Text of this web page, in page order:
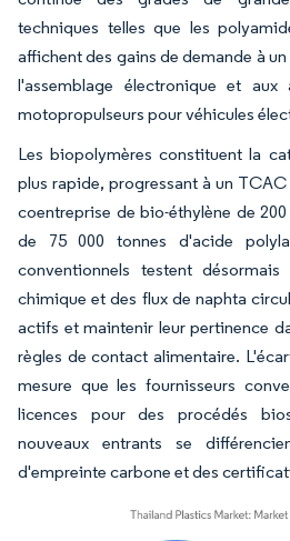
techniques telles que les
affichent des gains de demande à
l'assemblage électronique et aux
motopropulseurs pour véhicules
Les biopolymères constituent la
plus rapide, progressant à un
coentreprise de bio-éthylène de
de 75 000 tonnes d'acide
conventionnels testent
chimique et des flux de naphta
actifs et maintenir leur pertinence
règles de contact alimentaire.
mesure que les fournisseurs
licences pour des procédés
nouveaux entrants se
d'empreinte carbone et des